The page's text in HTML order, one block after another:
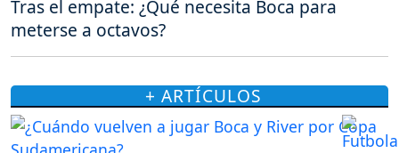
Tras el empate: ¿Qué necesita Boca para
meterse a octavos?
+ ARTÍCULOS